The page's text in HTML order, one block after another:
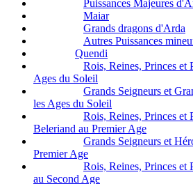
Puissances Majeures
Maiar
Grands dragons d'Arda
Autres Puissances
Quendi
Rois, Reines, Princes et
Ages du Soleil
Grands Seigneurs et
les Ages du Soleil
Rois, Reines, Princes et
Beleriand au Premier Age
Grands Seigneurs et
Premier Age
Rois, Reines, Princes et
au Second Age